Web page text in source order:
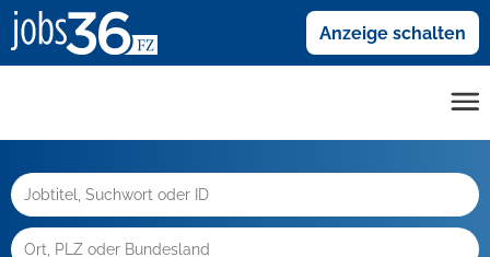
Anzeige schalten